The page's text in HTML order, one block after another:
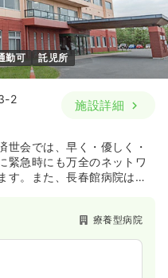
勤可 託児所
2
施設詳細
世会では、早く・優しく・
緊急時にも万全のネットワ
す。また、長春館病院は、
広がっています。療養型病院